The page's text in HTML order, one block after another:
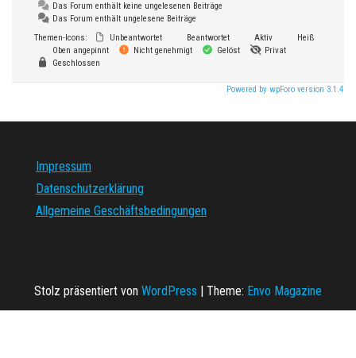
Das Forum enthält keine ungelesenen Beiträge
Das Forum enthält ungelesene Beiträge
Themen-Icons:
Unbeantwortet Beantwortet Aktiv
Heiß
Oben angepinnt
Nicht genehmigt Gelöst
Privat
Geschlossen
Powered by wpForo version 3.1.4
Impressum
Datenschutzerklärung
Allgemeine Geschäftsbedingungen
Stolz präsentiert von WordPress | Theme: Envo Magazine